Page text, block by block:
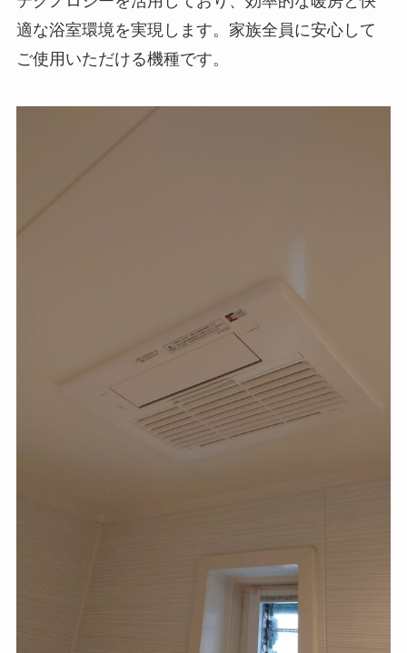
適な浴室環境を実現します。家族全員に安心して
ご使用いただける機種です。